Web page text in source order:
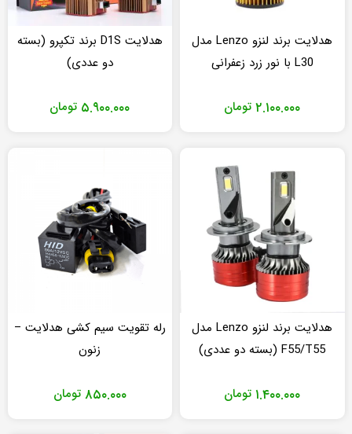
هدلایت برند لنزو Lenzo مدل
L30 با نور زرد زعفرانی
تومان ۲.۱۰۰.۰۰۰
هدلایت D1S برند تکپرو (بسته
دو عددی)
تومان ۵.۹۰۰.۰۰۰
هدلایت برند لنزو Lenzo مدل
F55/T55 (بسته دو عددی)
تومان ۱.۴۰۰.۰۰۰
رله تقویت سیم کشی هدلایت –
زنون
تومان ۸۵۰.۰۰۰